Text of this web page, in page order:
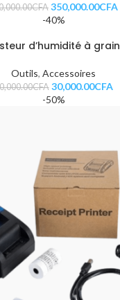
CFA 350,000.00CFA
-40%
d’humidité à grain
Outils, Accessoires
CFA 30,000.00CFA
-50%